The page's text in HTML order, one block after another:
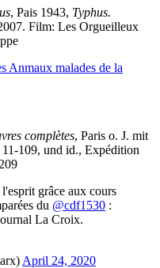
, Pais 1943, Typhus.
Film: Les Orgueilleux
Anmaux malades de la
complètes, Paris o. J. mit
109, und id., Expédition
grâce aux cours
du @cdf1530 :
La Croix.
April 24, 2020